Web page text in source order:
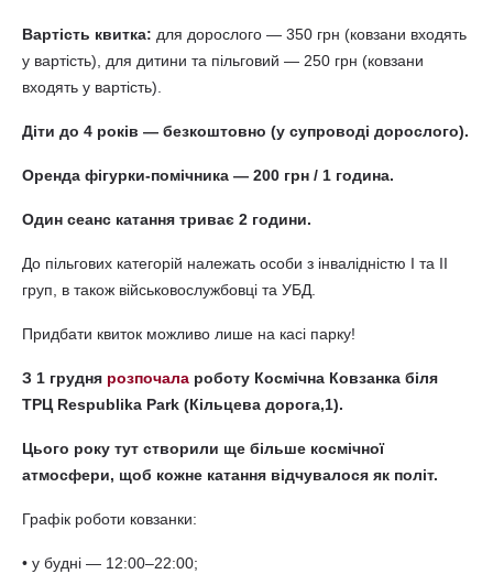
Вартість квитка: для дорослого — 350 грн (ковзани входять
у вартість), для дитини та пільговий — 250 грн (ковзани
входять у вартість).
Діти до 4 років — безкоштовно (у супроводі дорослого).
Оренда фігурки-помічника — 200 грн / 1 година.
Один сеанс катання триває 2 години.
До пільгових категорій належать особи з інвалідністю I та II
груп, в також військовослужбовці та УБД.
Придбати квиток можливо лише на касі парку!
З 1 грудня розпочала роботу Космічна Ковзанка біля
ТРЦ Respublika Park (Кільцева дорога,1).
Цього року тут створили ще більше космічної
атмосфери, щоб кожне катання відчувалося як політ.
Графік роботи ковзанки:
• у будні — 12:00–22:00;